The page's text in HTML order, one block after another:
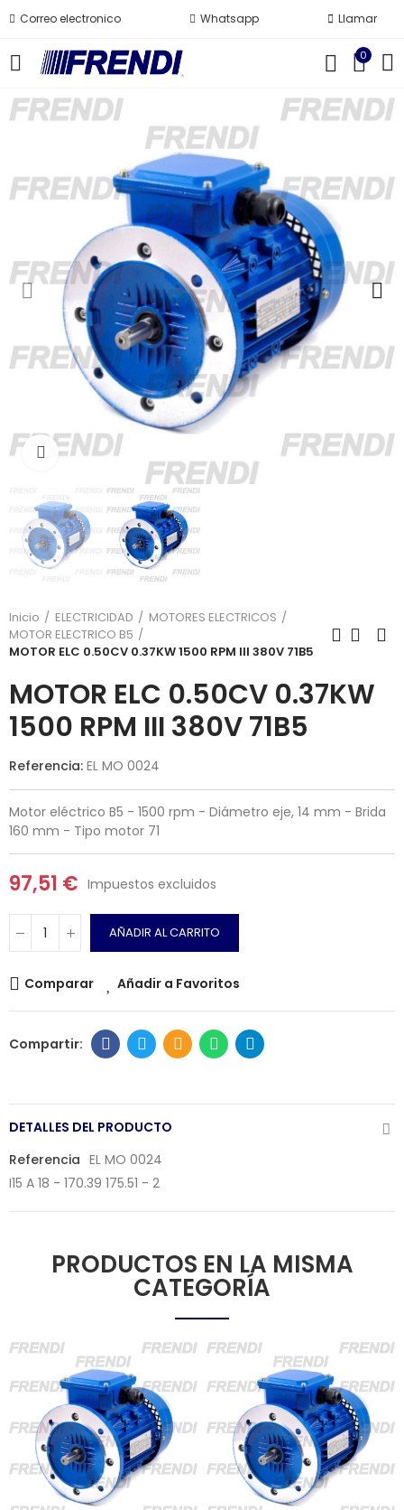
Correo electronico Whatsapp Llamar
0
Click para agrandar
Inicio ELECTRICIDAD
MOTORES ELECTRICOS
MOTOR ELECTRICO B5
MOTOR ELC 0.50CV 0.37KW 1500 RPM III 380V 71B5
MOTOR ELC 0.50CV 0.37KW
1500 RPM III 380V 71B5
Referencia: EL MO 0024
Motor eléctrico B5 - 1500 rpm - Diámetro eje, 14 mm - Brida
160 mm - Tipo motor 71
97,51 € Impuestos excluidos
AÑADIR AL CARRITO
Comparar Añadir a Favoritos
DETALLES DEL PRODUCTO
Referencia EL MO 0024
I15 A 18 - 170.39 175.51 - 2
PRODUCTOS EN LA MISMA
CATEGORÍA